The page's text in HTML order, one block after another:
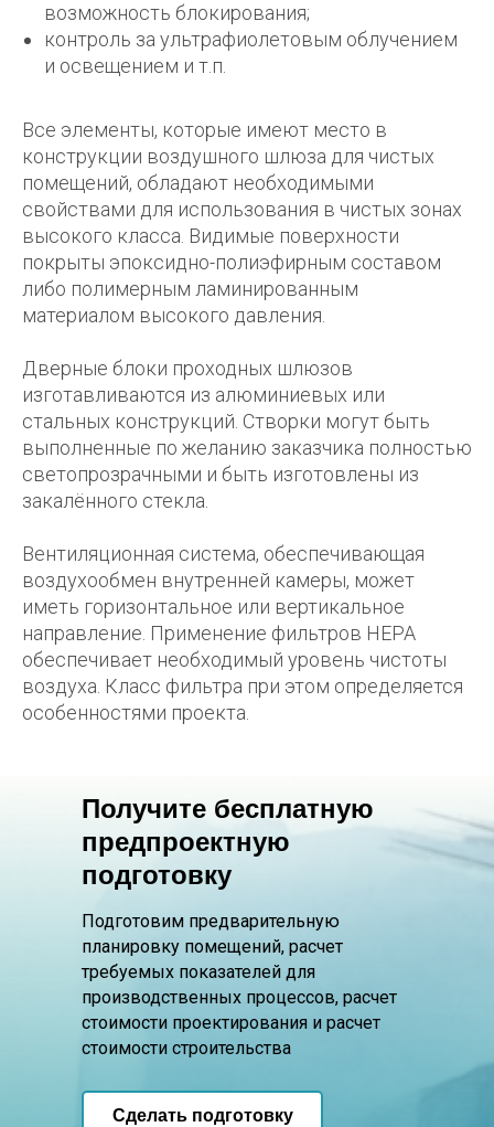
возможность блокирования;
контроль за ультрафиолетовым облучением
и освещением и т.п.
Все элементы, которые имеют место в
конструкции воздушного шлюза для чистых
помещений, обладают необходимыми
свойствами для использования в чистых зонах
высокого класса. Видимые поверхности
покрыты эпоксидно-полиэфирным составом
либо полимерным ламинированным
материалом высокого давления.
Дверные блоки проходных шлюзов
изготавливаются из алюминиевых или
стальных конструкций. Створки могут быть
выполненные по желанию заказчика полностью
светопрозрачными и быть изготовлены из
закалённого стекла.
Вентиляционная система, обеспечивающая
воздухообмен внутренней камеры, может
иметь горизонтальное или вертикальное
направление. Применение фильтров HEPA
обеспечивает необходимый уровень чистоты
воздуха. Класс фильтра при этом определяется
особенностями проекта.
Получите бесплатную
предпроектную
подготовку
Подготовим предварительную
планировку помещений, расчет
требуемых показателей для
производственных процессов, расчет
стоимости проектирования и расчет
стоимости строительства
Сделать подготовку